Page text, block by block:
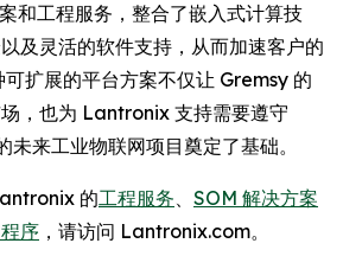
和工程服务，整合了嵌入式计算技
及灵活的软件支持，从而加速客户的
扩展的平台方案不仅让 Gremsy 的
，也为 Lantronix 支持需要遵守
未来工业物联网项目奠定了基础。
的工程服务
SOM 解决方案
序 ，请访问 Lantronix.com。